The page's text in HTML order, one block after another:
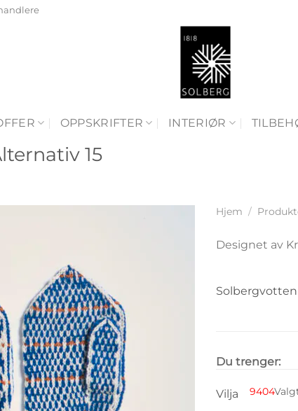
OPPSKRIFTER INTERIØR
15
Hjem /
Designet av
Du trenger:
Vilja 9404